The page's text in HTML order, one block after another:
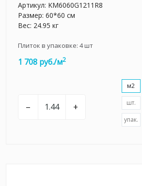
Артикул: KM6060G1211R8
Размер: 60*60 см
Вес: 24.95 кг
Плиток в упаковке: 4шт
1 708 руб./м2
– +
м2
шт.
упак.